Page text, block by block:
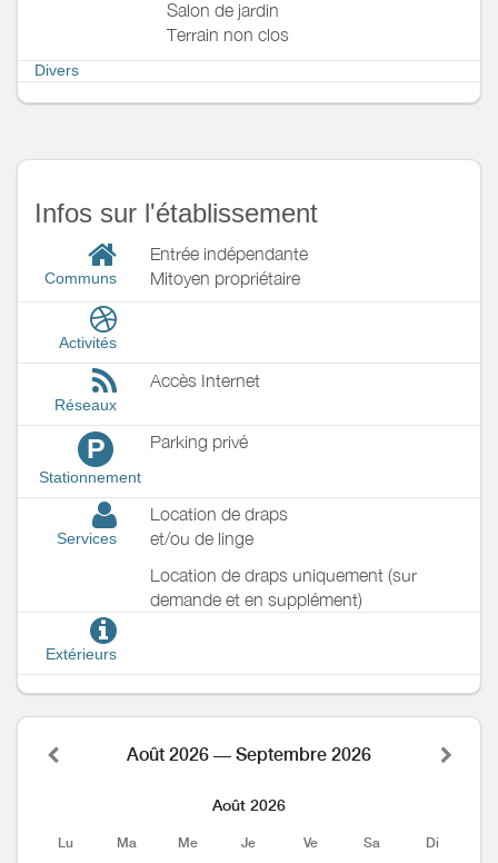
Salon de jardin
Terrain non clos
Divers
Infos sur l'établissement
Communs
Entrée indépendante
Mitoyen propriétaire
Activités
Réseaux
Accès Internet
P
Stationnement
Parking privé
Services
Location de draps
et/ou de linge
Location de draps uniquement (sur
demande et en supplément)
Extérieurs
Août 2026 — Septembre 2026
Août 2026
Lu Ma Me Je Ve Sa Di